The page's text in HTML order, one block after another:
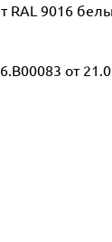
RAL 9016
от